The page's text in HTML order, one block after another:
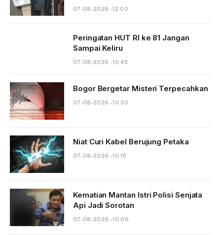
07-08-2026 - 12.00
Peringatan HUT RI ke 81 Jangan
Sampai Keliru
07-08-2026 - 10.45
Bogor Bergetar Misteri Terpecahkan
07-08-2026 - 10.30
Niat Curi Kabel Berujung Petaka
07-08-2026 - 10.15
Kematian Mantan Istri Polisi Senjata
Api Jadi Sorotan
07-08-2026 - 10.06